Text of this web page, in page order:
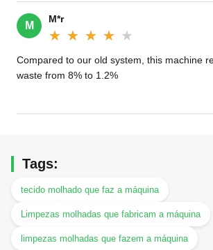
M
M*r
★★★★★
★★★★★
Compared to our old system, this machine
waste from 8% to 1.2%
Tags:
tecido molhado que faz a máquina
Limpezas molhadas que fabricam a máquina
limpezas molhadas que fazem a máquina